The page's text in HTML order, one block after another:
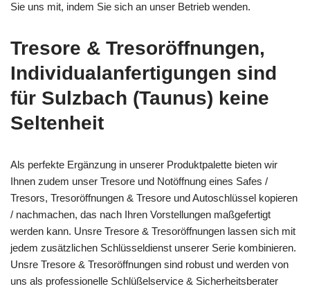
Sie uns mit, indem Sie sich an unser Betrieb wenden.
Tresore & Tresoröffnungen,
Individualanfertigungen sind
für Sulzbach (Taunus) keine
Seltenheit
Als perfekte Ergänzung in unserer Produktpalette bieten wir
Ihnen zudem unser Tresore und Notöffnung eines Safes /
Tresors, Tresoröffnungen & Tresore und Autoschlüssel kopieren
/ nachmachen, das nach Ihren Vorstellungen maßgefertigt
werden kann. Unsre Tresore & Tresoröffnungen lassen sich mit
jedem zusätzlichen Schlüsseldienst unserer Serie kombinieren.
Unsre Tresore & Tresoröffnungen sind robust und werden von
uns als professionelle Schlüßelservice & Sicherheitsberater